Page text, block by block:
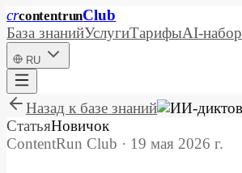
crcontentrunClub
База знанийУслугиТарифыAI-набор
RU
Назад к базе знаний
СтатьяНовичок
ContentRun Club · 19 мая 2026 г.